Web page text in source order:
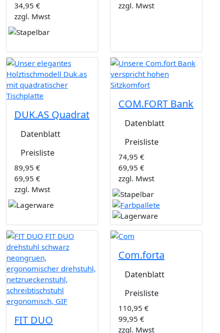
34,95 €
zzgl. Mwst
zzgl. Mwst
DUK.AS Quadrat
Datenblatt
Preisliste
89,95 €
69,95 €
zzgl. Mwst
COM.FORT Bank
Datenblatt
Preisliste
74,95 €
69,95 €
zzgl. Mwst
FIT DUO
Com.forta
Datenblatt
Preisliste
110,95 €
99,95 €
zzgl. Mwst